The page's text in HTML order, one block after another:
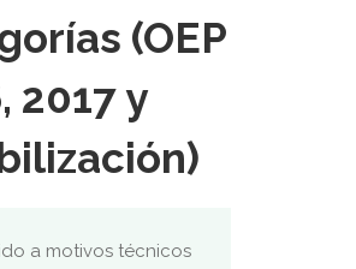
(OEP
2017 y
a motivos técnicos